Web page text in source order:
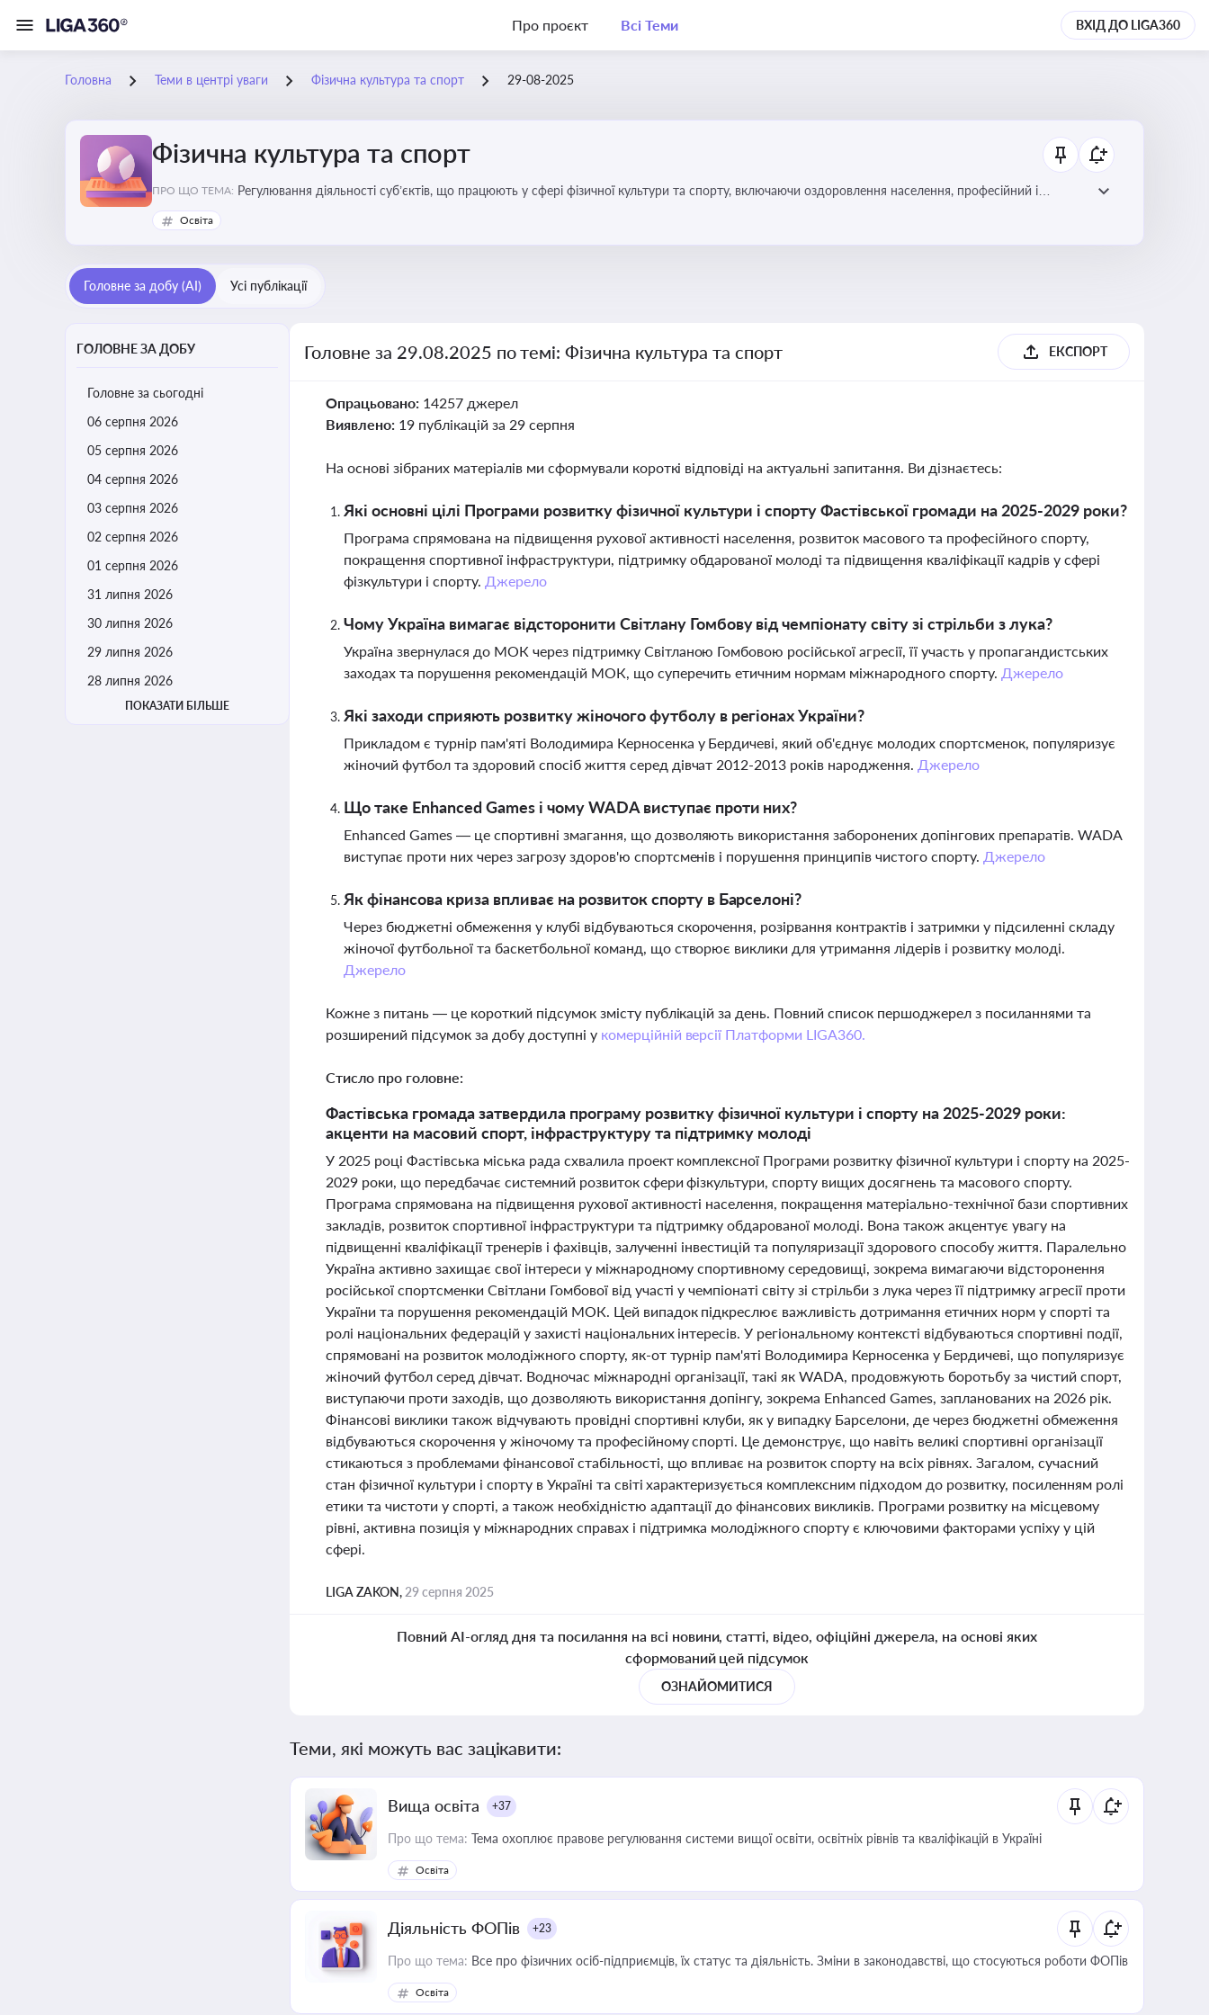
Про проєкт Всі Теми ВХІД ДО LIGA360
Головна Теми в центрі уваги Фізична культура та спорт 29-08-2025
Фізична культура та спорт
ПРО ЩО ТЕМА: Регулювання діяльності суб’єктів, що працюють у сфері фізичної культури та спорту, включаючи оздоровлення населення, професійний і
Освіта
Головне за добу (AI) Усі публікації
ГОЛОВНЕ ЗА ДОБУ
Головне за сьогодні
06 серпня 2026
05 серпня 2026
04 серпня 2026
03 серпня 2026
02 серпня 2026
01 серпня 2026
31 липня 2026
30 липня 2026
29 липня 2026
28 липня 2026
ПОКАЗАТИ БІЛЬШЕ
Головне за 29.08.2025 по темі: Фізична культура та спорт ЕКСПОРТ
Опрацьовано: 14257 джерел
Виявлено: 19 публікацій за 29 серпня
На основі зібраних матеріалів ми сформували короткі відповіді на актуальні запитання. Ви дізнаєтесь:
Які основні цілі Програми розвитку фізичної культури і спорту Фастівської громади на 2025-2029 роки?
Програма спрямована на підвищення рухової активності населення, розвиток масового та професійного спорту,
покращення спортивної інфраструктури, підтримку обдарованої молоді та підвищення кваліфікації кадрів у сфері
фізкультури і спорту. Джерело
Чому Україна вимагає відсторонити Світлану Гомбову від чемпіонату світу зі стрільби з лука?
Україна звернулася до МОК через підтримку Світланою Гомбовою російської агресії, її участь у пропагандистських
заходах та порушення рекомендацій МОК, що суперечить етичним нормам міжнародного спорту. Джерело
Які заходи сприяють розвитку жіночого футболу в регіонах України?
Прикладом є турнір пам'яті Володимира Керносенка у Бердичеві, який об'єднує молодих спортсменок, популяризує
жіночий футбол та здоровий спосіб життя серед дівчат 2012-2013 років народження. Джерело
Що таке Enhanced Games і чому WADA виступає проти них?
Enhanced Games — це спортивні змагання, що дозволяють використання заборонених допінгових препаратів. WADA
виступає проти них через загрозу здоров'ю спортсменів і порушення принципів чистого спорту. Джерело
Як фінансова криза впливає на розвиток спорту в Барселоні?
Через бюджетні обмеження у клубі відбуваються скорочення, розірвання контрактів і затримки у підсиленні складу
жіночої футбольної та баскетбольної команд, що створює виклики для утримання лідерів і розвитку молоді.
Джерело
Кожне з питань — це короткий підсумок змісту публікацій за день. Повний список першоджерел з посиланнями та
розширений підсумок за добу доступні у комерційній версії Платформи LIGA360.
Стисло про головне:
Фастівська громада затвердила програму розвитку фізичної культури і спорту на 2025-2029 роки:
акценти на масовий спорт, інфраструктуру та підтримку молоді
У 2025 році Фастівська міська рада схвалила проект комплексної Програми розвитку фізичної культури і спорту на 2025-
2029 роки, що передбачає системний розвиток сфери фізкультури, спорту вищих досягнень та масового спорту.
Програма спрямована на підвищення рухової активності населення, покращення матеріально-технічної бази спортивних
закладів, розвиток спортивної інфраструктури та підтримку обдарованої молоді. Вона також акцентує увагу на
підвищенні кваліфікації тренерів і фахівців, залученні інвестицій та популяризації здорового способу життя. Паралельно
Україна активно захищає свої інтереси у міжнародному спортивному середовищі, зокрема вимагаючи відсторонення
російської спортсменки Світлани Гомбової від участі у чемпіонаті світу зі стрільби з лука через її підтримку агресії проти
України та порушення рекомендацій МОК. Цей випадок підкреслює важливість дотримання етичних норм у спорті та
ролі національних федерацій у захисті національних інтересів. У регіональному контексті відбуваються спортивні події,
спрямовані на розвиток молодіжного спорту, як-от турнір пам'яті Володимира Керносенка у Бердичеві, що популяризує
жіночий футбол серед дівчат. Водночас міжнародні організації, такі як WADA, продовжують боротьбу за чистий спорт,
виступаючи проти заходів, що дозволяють використання допінгу, зокрема Enhanced Games, запланованих на 2026 рік.
Фінансові виклики також відчувають провідні спортивні клуби, як у випадку Барселони, де через бюджетні обмеження
відбуваються скорочення у жіночому та професійному спорті. Це демонструє, що навіть великі спортивні організації
стикаються з проблемами фінансової стабільності, що впливає на розвиток спорту на всіх рівнях. Загалом, сучасний
стан фізичної культури і спорту в Україні та світі характеризується комплексним підходом до розвитку, посиленням ролі
етики та чистоти у спорті, а також необхідністю адаптації до фінансових викликів. Програми розвитку на місцевому
рівні, активна позиція у міжнародних справах і підтримка молодіжного спорту є ключовими факторами успіху у цій
сфері.
LIGA ZAKON, 29 серпня 2025
Повний AI-огляд дня та посилання на всі новини, статті, відео, офіційні джерела, на основі яких
сформований цей підсумок
ОЗНАЙОМИТИСЯ
Теми, які можуть вас зацікавити:
Вища освіта +37
Про що тема: Тема охоплює правове регулювання системи вищої освіти, освітніх рівнів та кваліфікацій в Україні
Освіта
Діяльність ФОПів +23
Про що тема: Все про фізичних осіб-підприємців, їх статус та діяльність. Зміни в законодавстві, що стосуються роботи ФОПів
Освіта